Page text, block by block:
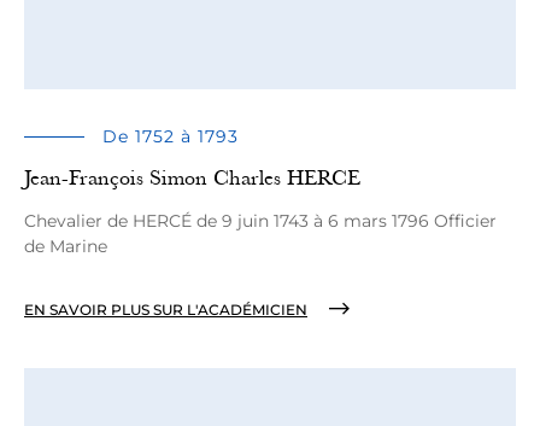
De 1752 à 1793
Jean-François Simon Charles HERCE
Chevalier de HERCÉ de 9 juin 1743 à 6 mars 1796 Officier
de Marine
EN SAVOIR PLUS SUR L'ACADÉMICIEN